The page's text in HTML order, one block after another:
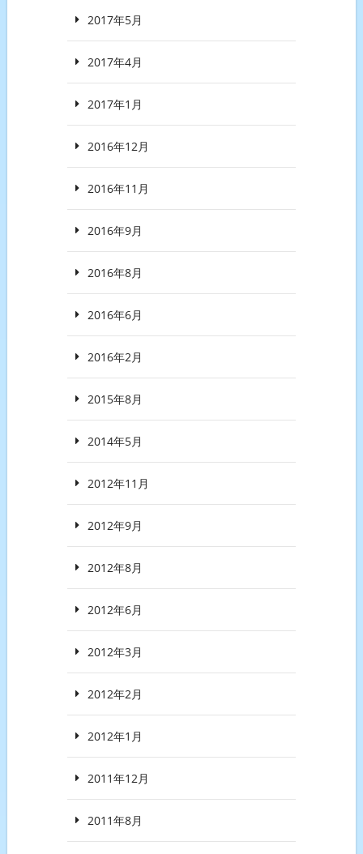
2017年5月
2017年4月
2017年1月
2016年12月
2016年11月
2016年9月
2016年8月
2016年6月
2016年2月
2015年8月
2014年5月
2012年11月
2012年9月
2012年8月
2012年6月
2012年3月
2012年2月
2012年1月
2011年12月
2011年8月